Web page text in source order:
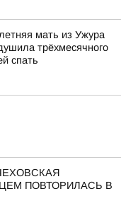
мать из Ужура
трёхмесячного
спать
ПОВТОРИЛАСЬ В